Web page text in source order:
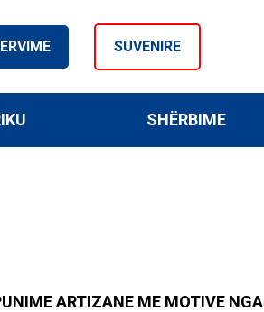
SUVENIRE
SHËRBIME
ARTIZANE ME MOTIVE NGA